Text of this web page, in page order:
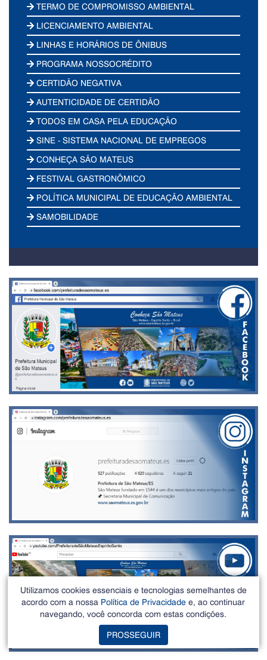
TERMO DE COMPROMISSO AMBIENTAL
LICENCIAMENTO AMBIENTAL
LINHAS E HORÁRIOS DE ÔNIBUS
PROGRAMA NOSSOCRÉDITO
CERTIDÃO NEGATIVA
AUTENTICIDADE DE CERTIDÃO
TODOS EM CASA PELA EDUCAÇÃO
SINE - SISTEMA NACIONAL DE EMPREGOS
CONHEÇA SÃO MATEUS
FESTIVAL GASTRONÔMICO
POLÍTICA MUNICIPAL DE EDUCAÇÃO AMBIENTAL
SAMOBILIDADE
Utilizamos cookies essenciais e tecnologias semelhantes de
acordo com a nossa Política de Privacidade e, ao continuar
navegando, você concorda com estas condições.
PROSSEGUIR